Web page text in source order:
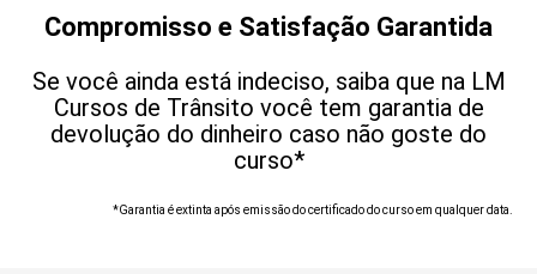
Compromisso e Satisfação Garantida
Se você ainda está indeciso, saiba que na LM
Cursos de Trânsito você tem garantia de
devolução do dinheiro caso não goste do
curso*
*Garantia é extinta após emissão do certificado do curso em qualquer data.